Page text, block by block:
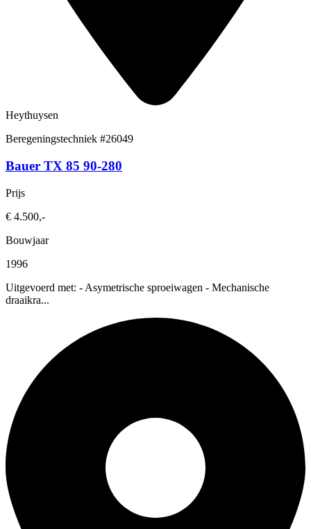
Heythuysen
Beregeningstechniek #26049
Bauer TX 85 90-280
Prijs
€ 4.500,-
Bouwjaar
1996
Uitgevoerd met: - Asymetrische sproeiwagen - Mechanische
draaikra...